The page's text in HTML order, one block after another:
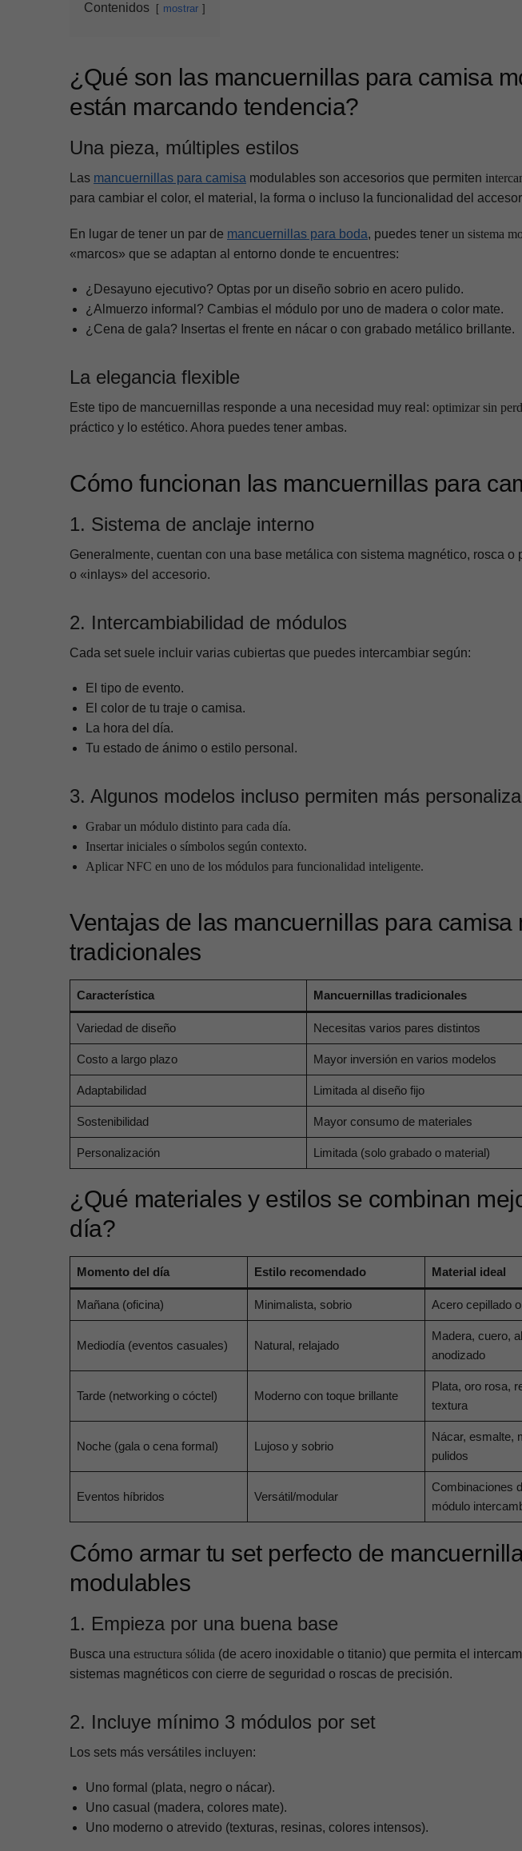
Contenidos mostrar
¿Qué son las mancuernillas para camisa
están marcando tendencia?
Una pieza, múltiples estilos
Las mancuernillas para camisa modulables son accesorios que permiten
para cambiar el color, el material, la forma o incluso la funcionalidad del
En lugar de tener un par de mancuernillas para boda, puedes tener un sistema
«marcos» que se adaptan al entorno donde te encuentres:
¿Desayuno ejecutivo? Optas por un diseño sobrio en acero pulido.
¿Almuerzo informal? Cambias el módulo por uno de madera o color mate.
¿Cena de gala? Insertas el frente en nácar o con grabado metálico brillante.
La elegancia flexible
Este tipo de mancuernillas responde a una necesidad muy real: optimizar sin
práctico y lo estético. Ahora puedes tener ambas.
Cómo funcionan las mancuernillas para
1. Sistema de anclaje interno
Generalmente, cuentan con una base metálica con sistema magnético, rosca
o «inlays» del accesorio.
2. Intercambiabilidad de módulos
Cada set suele incluir varias cubiertas que puedes intercambiar según:
El tipo de evento.
El color de tu traje o camisa.
La hora del día.
Tu estado de ánimo o estilo personal.
3. Algunos modelos incluso permiten más
Grabar un módulo distinto para cada día.
Insertar iniciales o símbolos según contexto.
Aplicar NFC en uno de los módulos para funcionalidad inteligente.
Ventajas de las mancuernillas para
tradicionales
Característica Mancuernillas tradicionales
Variedad de diseño Necesitas varios pares distintos
Costo a largo plazo Mayor inversión en varios modelos
Adaptabilidad Limitada al diseño fijo
Sostenibilidad Mayor consumo de materiales
Personalización Limitada (solo grabado o material)
¿Qué materiales y estilos se combinan
día?
Momento del día Estilo recomendado Material ideal
Mañana (oficina) Minimalista, sobrio Acero cepillado
Mediodía (eventos casuales) Natural, relajado
Madera, cuero,
anodizado
Tarde (networking o cóctel) Moderno con toque brillante
Plata, oro rosa,
textura
Noche (gala o cena formal) Lujoso y sobrio
Nácar, esmalte,
pulidos
Eventos híbridos Versátil/modular
Combinaciones
módulo
Cómo armar tu set perfecto de
modulables
1. Empieza por una buena base
Busca una estructura sólida (de acero inoxidable o titanio) que permita el
sistemas magnéticos con cierre de seguridad o roscas de precisión.
2. Incluye mínimo 3 módulos por set
Los sets más versátiles incluyen:
Uno formal (plata, negro o nácar).
Uno casual (madera, colores mate).
Uno moderno o atrevido (texturas, resinas, colores intensos).